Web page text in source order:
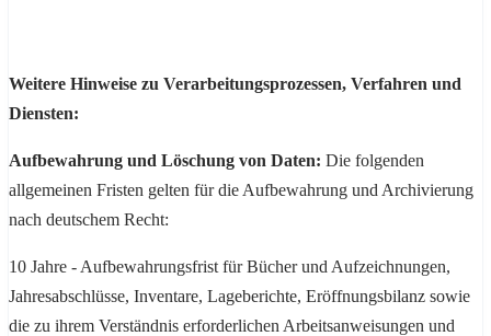
Weitere Hinweise zu Verarbeitungsprozessen, Verfahren und
Diensten:
Aufbewahrung und Löschung von Daten: Die folgenden
allgemeinen Fristen gelten für die Aufbewahrung und Archivierung
nach deutschem Recht:
10 Jahre - Aufbewahrungsfrist für Bücher und Aufzeichnungen,
Jahresabschlüsse, Inventare, Lageberichte, Eröffnungsbilanz sowie
die zu ihrem Verständnis erforderlichen Arbeitsanweisungen und